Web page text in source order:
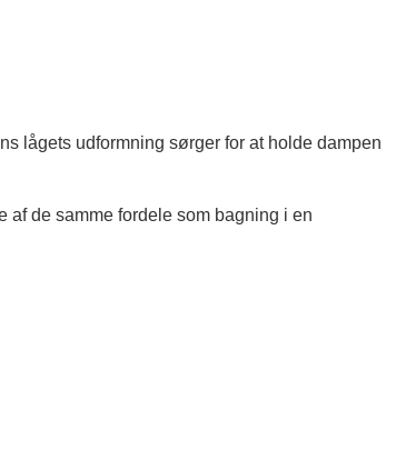
lågets udformning sørger for at holde dampen
de samme fordele som bagning i en